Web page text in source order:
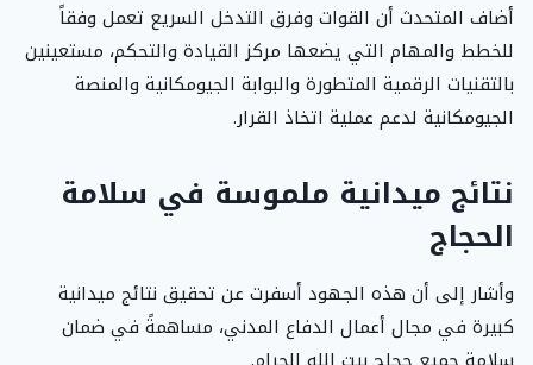
أضاف المتحدث أن القوات وفرق التدخل السريع تعمل وفقاً
للخطط والمهام التي يضعها مركز القيادة والتحكم، مستعينين
بالتقنيات الرقمية المتطورة والبوابة الجيومكانية والمنصة
الجيومكانية لدعم عملية اتخاذ القرار.
نتائج ميدانية ملموسة في سلامة
الحجاج
وأشار إلى أن هذه الجهود أسفرت عن تحقيق نتائج ميدانية
كبيرة في مجال أعمال الدفاع المدني، مساهمةً في ضمان